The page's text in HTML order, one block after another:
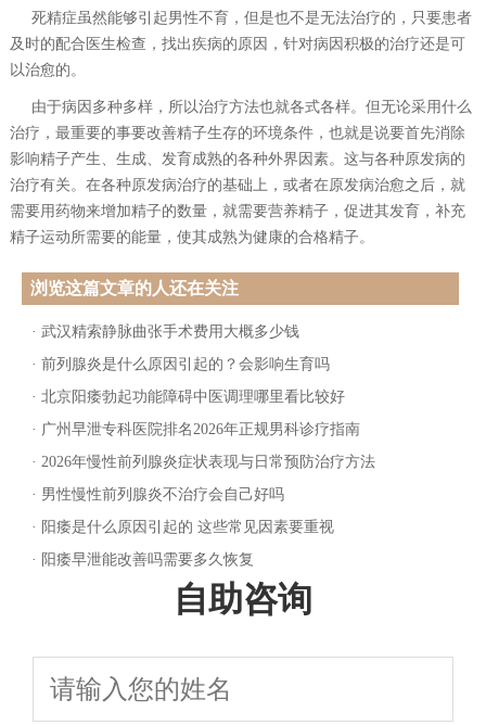
死精症虽然能够引起男性不育，但是也不是无法治疗的，只要患者
及时的配合医生检查，找出疾病的原因，针对病因积极的治疗还是可
以治愈的。
由于病因多种多样，所以治疗方法也就各式各样。但无论采用什么
治疗，最重要的事要改善精子生存的环境条件，也就是说要首先消除
影响精子产生、生成、发育成熟的各种外界因素。这与各种原发病的
治疗有关。在各种原发病治疗的基础上，或者在原发病治愈之后，就
需要用药物来增加精子的数量，就需要营养精子，促进其发育，补充
精子运动所需要的能量，使其成熟为健康的合格精子。
浏览这篇文章的人还在关注
· 武汉精索静脉曲张手术费用大概多少钱
· 前列腺炎是什么原因引起的？会影响生育吗
· 北京阳痿勃起功能障碍中医调理哪里看比较好
· 广州早泄专科医院排名2026年正规男科诊疗指南
· 2026年慢性前列腺炎症状表现与日常预防治疗方法
· 男性慢性前列腺炎不治疗会自己好吗
· 阳痿是什么原因引起的 这些常见因素要重视
· 阳痿早泄能改善吗需要多久恢复
自助咨询